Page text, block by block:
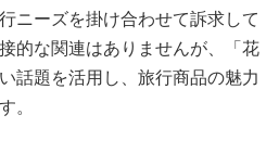
ニーズを掛け合わせて訴求して
的な関連はありませんが、「花
話題を活用し、旅行商品の魅力
。